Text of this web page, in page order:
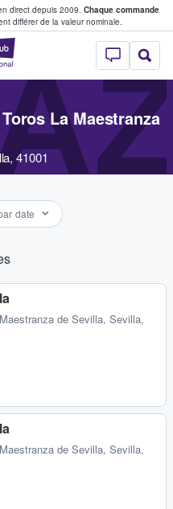
direct depuis 2009. Chaque commande
différer de la valeur nominale.
StubHub - Où
des billets
La Maestranza
41001
date
de Sevilla, Sevilla,
de Sevilla, Sevilla,